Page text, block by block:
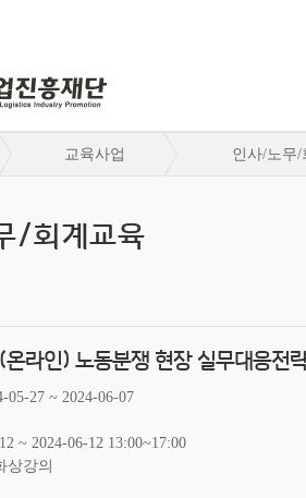
교육사업 인사/노무/
/회계교육
라인) 노동분쟁 현장 실무대응전
05-27 ~ 2024-06-07
~ 2024-06-12 13:00~17:00
상강의